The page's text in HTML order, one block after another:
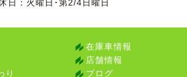
日：火曜日･第2/4日曜日
在庫車情報
店舗情報
り
ブログ